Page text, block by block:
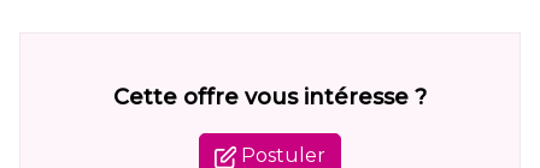
Cette offre vous intéresse ?
Postuler